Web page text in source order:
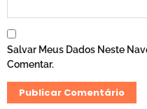
Salvar Meus Dados Neste
Comentar.